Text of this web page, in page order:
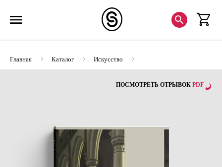
Главная Каталог
Искусство
Расколотый храм. Реформация в Европе (с автографом)
ПОСМОТРЕТЬ ОТРЫВОК PDF